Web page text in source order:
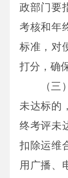
政部门要
考核和年
标准，对
打分，确
（
未达标的
终考评未
扣除运维
用广播、